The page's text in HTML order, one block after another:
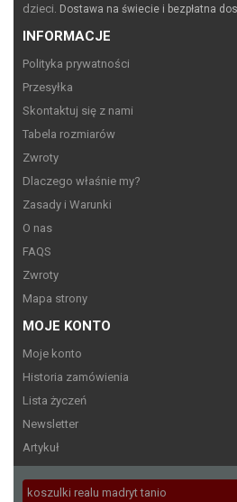
dzieci. Dostawa na świecie i bezpłatna
INFORMACJE
Polityka prywatności
Przesyłka
Skontaktuj się z nami
Tabela rozmiarów
Zwroty
Dlaczego właśnie my?
Zasady i Warunki
O nas
FAQS
Zwroty
Mapa strony
MOJE KONTO
Moje konto
Historia zamówienia
Lista życzeń
Newsletter
Artykuł
koszulki realu madryt tanio